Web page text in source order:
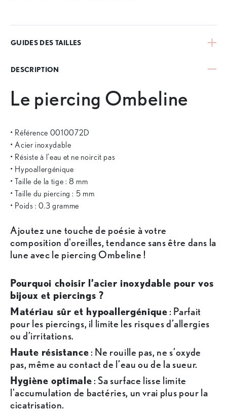
GUIDES DES TAILLES
DESCRIPTION
Le piercing Ombeline
• Référence 0010072D
• Acier inoxydable
• Résiste à l'eau et ne noircit pas
• Hypoallergénique
• Taille de la tige : 8 mm
• Taille du piercing : 5 mm
• Poids : 0.3 gramme
Ajoutez une touche de poésie à votre
composition d'oreilles, tendance sans être dans la
lune avec le piercing Ombeline !
Pourquoi choisir l’acier inoxydable pour vos
bijoux et piercings ?
Matériau sûr et hypoallergénique : Parfait
pour les piercings, il limite les risques d’allergies
ou d’irritations.
Haute résistance : Ne rouille pas, ne s’oxyde
pas, même au contact de l’eau ou de la sueur.
Hygiène optimale : Sa surface lisse limite
l'accumulation de bactéries, un vrai plus pour la
cicatrisation.